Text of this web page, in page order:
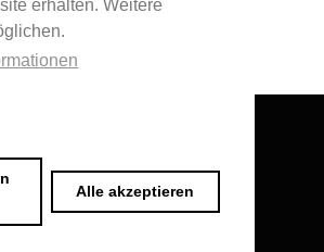
erhalten. Weitere
Alle akzeptieren
Dr. Sarah Schwab-Jung